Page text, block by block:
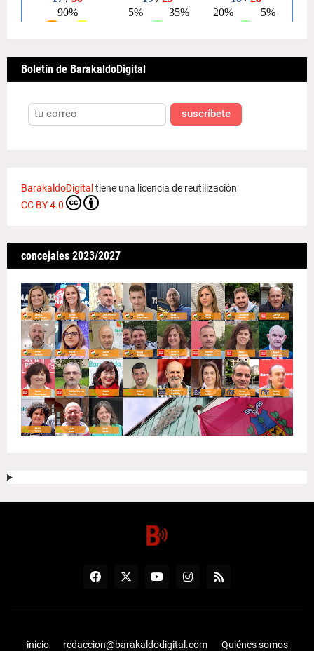
Boletín de BarakaldoDigital
suscríbete
BarakaldoDigitaltiene una licencia de reutilización
CC BY 4.0
concejales 2023/2027
inicio redaccion@barakaldodigital.com Quiénes somos